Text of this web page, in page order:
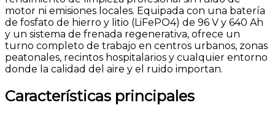
motor ni emisiones locales. Equipada con una batería
de fosfato de hierro y litio (LiFePO4) de 96 V y 640 Ah
y un sistema de frenada regenerativa, ofrece un
turno completo de trabajo en centros urbanos, zonas
peatonales, recintos hospitalarios y cualquier entorno
donde la calidad del aire y el ruido importan.
Características principales